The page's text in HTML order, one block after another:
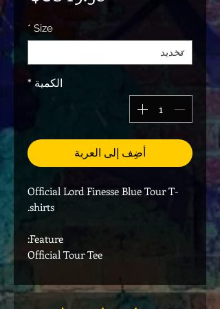
Size
*
الكمية *
أضِف إلى العربة
Official Lord Finesse Blue Tour T-
shirts.
Feature:
Official Tour Tee